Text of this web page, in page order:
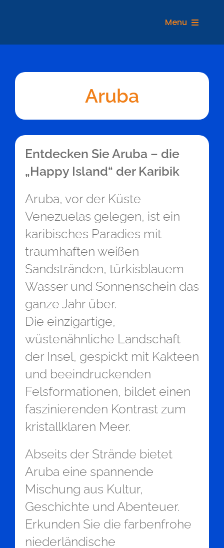
Menu
Aruba
Entdecken Sie Aruba – die
„Happy Island“ der Karibik
Aruba, vor der Küste
Venezuelas gelegen, ist ein
karibisches Paradies mit
traumhaften weißen
Sandstränden, türkisblauem
Wasser und Sonnenschein das
ganze Jahr über.
Die einzigartige,
wüstenähnliche Landschaft
der Insel, gespickt mit Kakteen
und beeindruckenden
Felsformationen, bildet einen
faszinierenden Kontrast zum
kristallklaren Meer.
Abseits der Strände bietet
Aruba eine spannende
Mischung aus Kultur,
Geschichte und Abenteuer.
Erkunden Sie die farbenfrohe
niederländische